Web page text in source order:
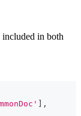
included in both
,